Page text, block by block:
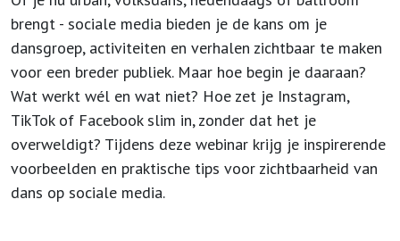
brengt - sociale media bieden je de kans om je
dansgroep, activiteiten en verhalen zichtbaar te maken
voor een breder publiek. Maar hoe begin je daaraan?
Wat werkt wél en wat niet? Hoe zet je Instagram,
TikTok of Facebook slim in, zonder dat het je
overweldigt? Tijdens deze webinar krijg je inspirerende
voorbeelden en praktische tips voor zichtbaarheid van
dans op sociale media.